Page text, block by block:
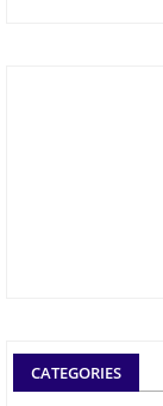
CATEGORIES